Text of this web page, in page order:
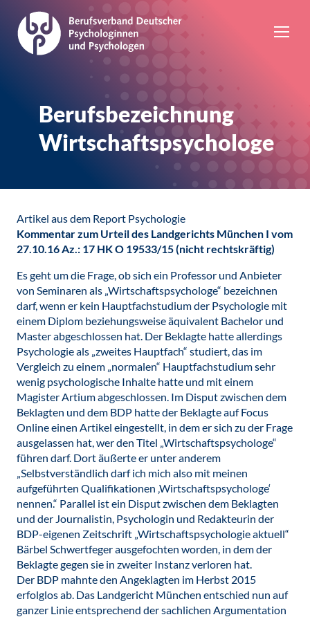
Berufsbezeichnung
Wirtschaftspsychologe
Artikel aus dem Report Psychologie
Kommentar zum Urteil des Landgerichts München I vom
27.10.16 Az.: 17 HK O 19533/15 (nicht rechtskräftig)
Es geht um die Frage, ob sich ein Professor und Anbieter
von Seminaren als „Wirtschaftspsychologe“ bezeichnen
darf, wenn er kein Hauptfachstudium der Psychologie mit
einem Diplom beziehungsweise äquivalent Bachelor und
Master abgeschlossen hat. Der Beklagte hatte allerdings
Psychologie als „zweites Hauptfach“ studiert, das im
Vergleich zu einem „normalen“ Hauptfachstudium sehr
wenig psychologische Inhalte hatte und mit einem
Magister Artium abgeschlossen. Im Disput zwischen dem
Beklagten und dem BDP hatte der Beklagte auf Focus
Online einen Artikel eingestellt, in dem er sich zu der Frage
ausgelassen hat, wer den Titel „Wirtschaftspsychologe“
führen darf. Dort äußerte er unter anderem
„Selbstverständlich darf ich mich also mit meinen
aufgeführten Qualifikationen ‚Wirtschaftspsychologe‘
nennen.“ Parallel ist ein Disput zwischen dem Beklagten
und der Journalistin, Psychologin und Redakteurin der
BDP-eigenen Zeitschrift „Wirtschaftspsychologie aktuell“
Bärbel Schwertfeger ausgefochten worden, in dem der
Beklagte gegen sie in zweiter Instanz verloren hat.
Der BDP mahnte den Angeklagten im Herbst 2015
erfolglos ab. Das Landgericht München entschied nun auf
ganzer Linie entsprechend der sachlichen Argumentation